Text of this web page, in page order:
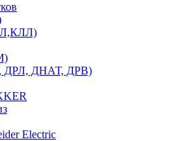
ДРЛ, ДНАТ, ДРВ)
Electric